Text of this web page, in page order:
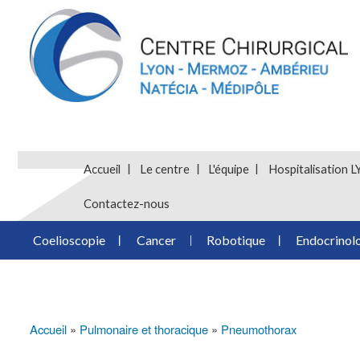
Accueil Le centre L'équipe Hospitalisation
Contactez-nous
Coelioscopie Cancer Robotique
Accueil Pulmonaire et thoracique Pneumothorax